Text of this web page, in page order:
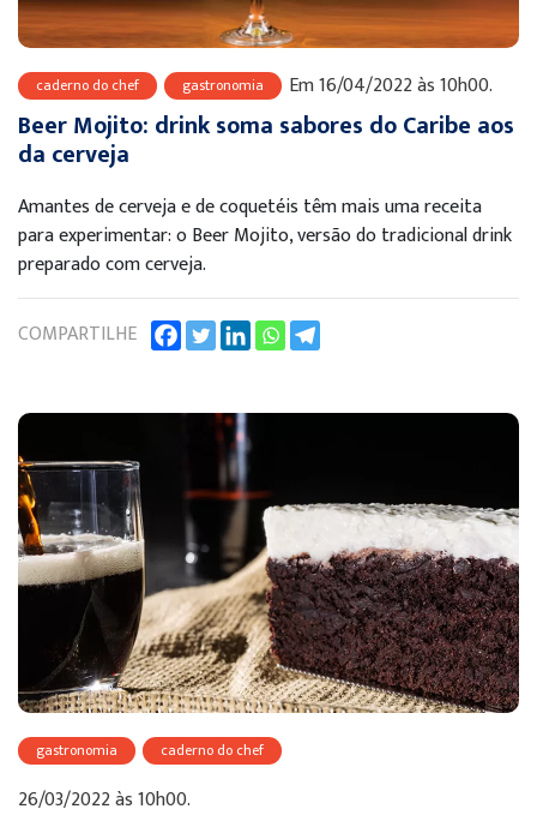
caderno do chef gastronomia Em 16/04/2022 às 10h00.
Beer Mojito: drink soma sabores do Caribe aos
da cerveja
Amantes de cerveja e de coquetéis têm mais uma receita
para experimentar: o Beer Mojito, versão do tradicional drink
preparado com cerveja.
COMPARTILHE
gastronomia caderno do chef
26/03/2022 às 10h00.